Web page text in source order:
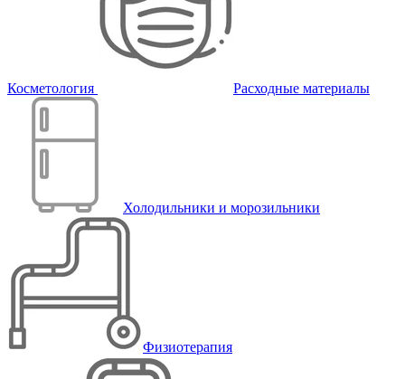
Косметология Расходные материалы
Холодильники и морозильники
Физиотерапия